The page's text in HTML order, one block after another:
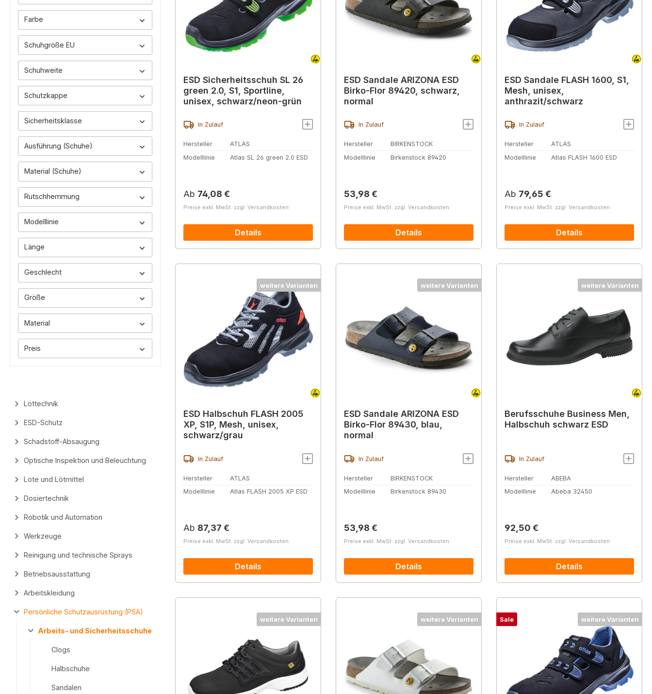
Farbe
Schuhgröße EU
Schuhweite
Schutzkappe
Sicherheitsklasse
Ausführung (Schuhe)
Material (Schuhe)
Rutschhemmung
Modelllinie
Länge
Geschlecht
Größe
Material
Preis
Löttechnik
ESD-Schutz
Schadstoff-Absaugung
Optische Inspektion und Beleuchtung
Lote und Lötmittel
Dosiertechnik
Robotik und Automation
Werkzeuge
Reinigung und technische Sprays
Betriebsausstattung
Arbeitskleidung
Persönliche Schutzausrüstung (PSA)
Arbeits- und Sicherheitsschuhe
Clogs
Halbschuhe
Sandalen
ESD Sicherheitsschuh SL 26
green 2.0, S1, Sportline,
unisex, schwarz/neon-grün
In Zulauf
Hersteller
ATLAS
Modelllinie
Atlas SL 26 green 2.0 ESD
Regulärer Preis:
Ab 74,08 €
Preise exkl. MwSt. zzgl. Versandkosten
Details
ESD Sandale ARIZONA ESD
Birko-Flor 89420, schwarz,
normal
In Zulauf
Hersteller
BIRKENSTOCK
Modelllinie
Birkenstock 89420
Regulärer Preis:
53,98 €
Preise exkl. MwSt. zzgl. Versandkosten
Details
ESD Sandale FLASH 1600, S1,
Mesh, unisex,
anthrazit/schwarz
In Zulauf
Hersteller
ATLAS
Modelllinie
Atlas FLASH 1600 ESD
Regulärer Preis:
Ab 79,65 €
Preise exkl. MwSt. zzgl. Versandkosten
Details
weitere Varianten
ESD Halbschuh FLASH 2005
XP, S1P, Mesh, unisex,
schwarz/grau
In Zulauf
Hersteller
ATLAS
Modelllinie
Atlas FLASH 2005 XP ESD
Regulärer Preis:
Ab 87,37 €
Preise exkl. MwSt. zzgl. Versandkosten
Details
weitere Varianten
ESD Sandale ARIZONA ESD
Birko-Flor 89430, blau,
normal
In Zulauf
Hersteller
BIRKENSTOCK
Modelllinie
Birkenstock 89430
Regulärer Preis:
53,98 €
Preise exkl. MwSt. zzgl. Versandkosten
Details
weitere Varianten
Berufsschuhe Business Men,
Halbschuh schwarz ESD
In Zulauf
Hersteller
ABEBA
Modelllinie
Abeba 32450
Regulärer Preis:
92,50 €
Preise exkl. MwSt. zzgl. Versandkosten
Details
weitere Varianten weitere Varianten weitere Varianten
Sale